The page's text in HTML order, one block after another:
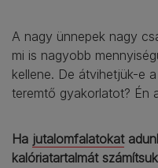
A nagy ünnepek nagy
mi is nagyobb
kellene. De átvihetjük-e
teremtő gyakorlatot? Én
Ha jutalomfalatokat
kalóriatartalmát